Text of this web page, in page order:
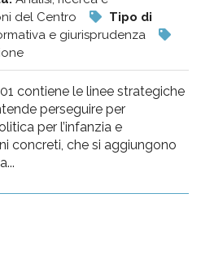
del Centro
Tipo di
e giurisprudenza
contiene le linee strategiche
perseguire per
per l’infanzia e
concreti, che si aggiungono